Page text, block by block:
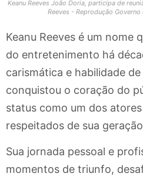
Keanu Reeves João Doria, participa de
Reeves - Reprodução
Keanu Reeves é um nome
do entretenimento há
carismática e habilidade
conquistou o coração do
status como um dos
respeitados de sua
Sua jornada pessoal e
momentos de triunfo,